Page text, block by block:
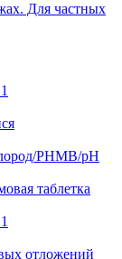
Для частных
PHMB/pH
таблетка
отложений